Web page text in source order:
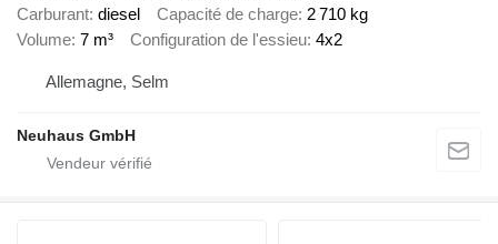
Carburant diesel Capacité de charge 2 710 kg
Volume 7 m³ Configuration de l'essieu 4x2
Allemagne, Selm
Neuhaus GmbH